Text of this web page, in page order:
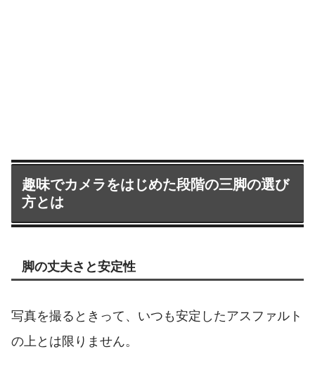
趣味でカメラをはじめた段階の三脚の選び
方とは
脚の丈夫さと安定性
写真を撮るときって、いつも安定したアスファルト
の上とは限りません。